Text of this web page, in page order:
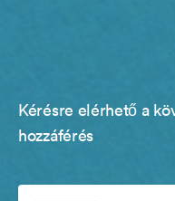
Kérésre elérhető a
hozzáférés